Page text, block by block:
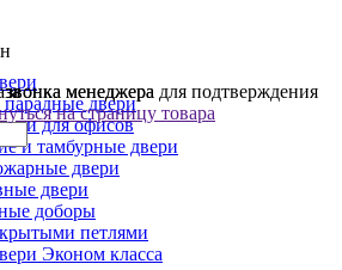
двери
для офисов
и тамбурные двери
двери
двери
доборы
петлями
Эконом класса
на страницу товара
менеджера
менеджера для подтверждения